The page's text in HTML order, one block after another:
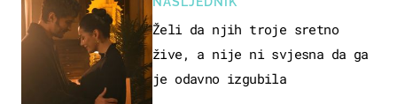
Želi da njih troje sretno
žive, a nije ni svjesna da ga
je odavno izgubila